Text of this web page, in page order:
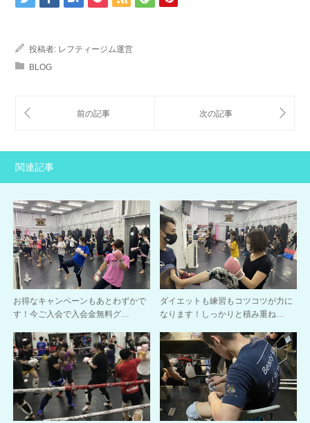
投稿者: レフティージム運営
BLOG
関連記事
お得なキャンペーンもあとわずかで
す！今ご入会で入会金無料グ…
ダイエットも練習もコツコツが力に
なります！しっかりと積み重ね…